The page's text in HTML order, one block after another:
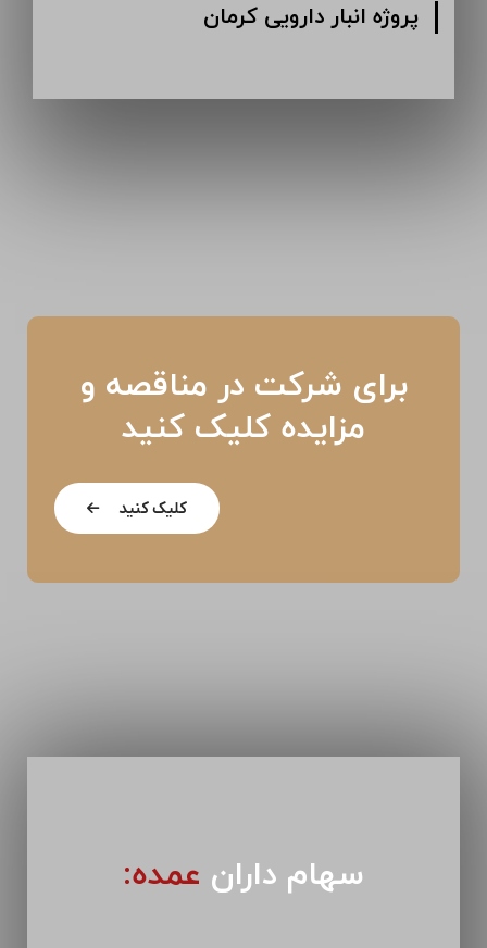
پروژه انبار دارویی کرمان
برای شرکت در مناقصه و
مزایده کلیک کنید
کلیک کنید
سهام داران عمده: